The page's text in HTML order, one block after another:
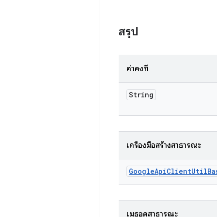
สรุป
ค่าคงที่
String
เครื่องมือสร้างสาธารณะ
GoogleApiClientUtil
เมธอดสาธารณะ